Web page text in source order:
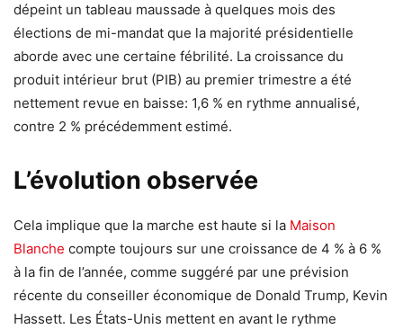
dépeint un tableau maussade à quelques mois des
élections de mi-mandat que la majorité présidentielle
aborde avec une certaine fébrilité. La croissance du
produit intérieur brut (PIB) au premier trimestre a été
nettement revue en baisse: 1,6 % en rythme annualisé,
contre 2 % précédemment estimé.
L’évolution observée
Cela implique que la marche est haute si la Maison
Blanche compte toujours sur une croissance de 4 % à 6 %
à la fin de l’année, comme suggéré par une prévision
récente du conseiller économique de Donald Trump, Kevin
Hassett. Les États-Unis mettent en avant le rythme